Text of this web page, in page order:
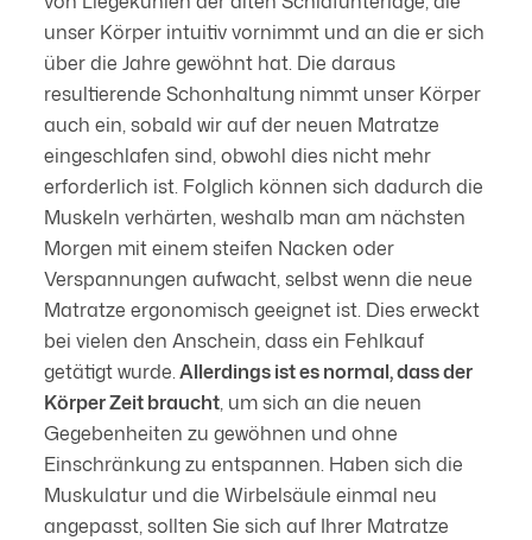
unser Körper intuitiv vornimmt und an die er sich
über die Jahre gewöhnt hat. Die daraus
resultierende Schonhaltung nimmt unser Körper
auch ein, sobald wir auf der neuen Matratze
eingeschlafen sind, obwohl dies nicht mehr
erforderlich ist. Folglich können sich dadurch die
Muskeln verhärten, weshalb man am nächsten
Morgen mit einem steifen Nacken oder
Verspannungen aufwacht, selbst wenn die neue
Matratze ergonomisch geeignet ist. Dies erweckt
bei vielen den Anschein, dass ein Fehlkauf
getätigt wurde.Allerdings ist es normal, dass der
Körper Zeit braucht, um sich an die neuen
Gegebenheiten zu gewöhnen und ohne
Einschränkung zu entspannen. Haben sich die
Muskulatur und die Wirbelsäule einmal neu
angepasst, sollten Sie sich auf Ihrer Matratze